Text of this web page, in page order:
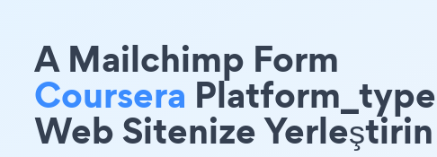
A Mailchimp Form
Coursera Platform_type
Web Sitenize Yerleştirin